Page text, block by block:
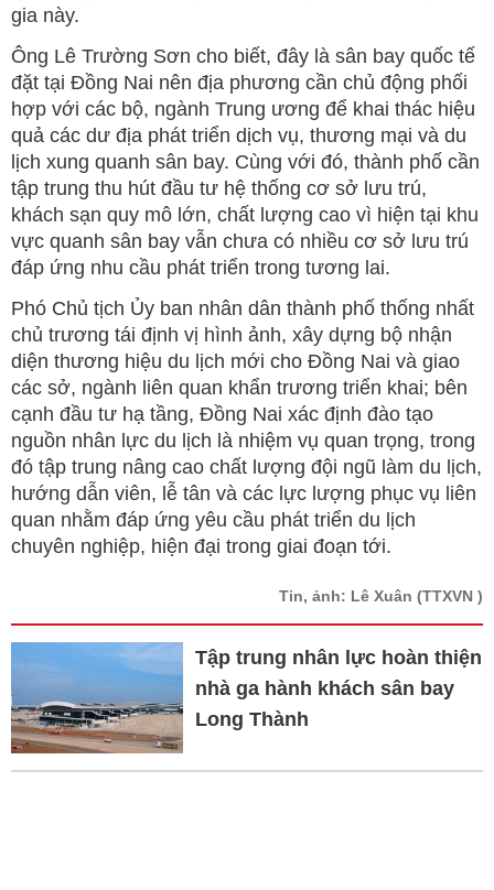
gia này.
Ông Lê Trường Sơn cho biết, đây là sân bay quốc tế
đặt tại Đồng Nai nên địa phương cần chủ động phối
hợp với các bộ, ngành Trung ương để khai thác hiệu
quả các dư địa phát triển dịch vụ, thương mại và du
lịch xung quanh sân bay. Cùng với đó, thành phố cần
tập trung thu hút đầu tư hệ thống cơ sở lưu trú,
khách sạn quy mô lớn, chất lượng cao vì hiện tại khu
vực quanh sân bay vẫn chưa có nhiều cơ sở lưu trú
đáp ứng nhu cầu phát triển trong tương lai.
Phó Chủ tịch Ủy ban nhân dân thành phố thống nhất
chủ trương tái định vị hình ảnh, xây dựng bộ nhận
diện thương hiệu du lịch mới cho Đồng Nai và giao
các sở, ngành liên quan khẩn trương triển khai; bên
cạnh đầu tư hạ tầng, Đồng Nai xác định đào tạo
nguồn nhân lực du lịch là nhiệm vụ quan trọng, trong
đó tập trung nâng cao chất lượng đội ngũ làm du lịch,
hướng dẫn viên, lễ tân và các lực lượng phục vụ liên
quan nhằm đáp ứng yêu cầu phát triển du lịch
chuyên nghiệp, hiện đại trong giai đoạn tới.
Tin, ảnh: Lê Xuân (TTXVN )
Tập trung nhân lực hoàn thiện
nhà ga hành khách sân bay
Long Thành